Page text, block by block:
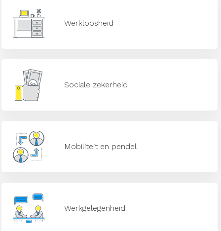
Werkloosheid
Sociale zekerheid
Mobiliteit en pendel
Werkgelegenheid